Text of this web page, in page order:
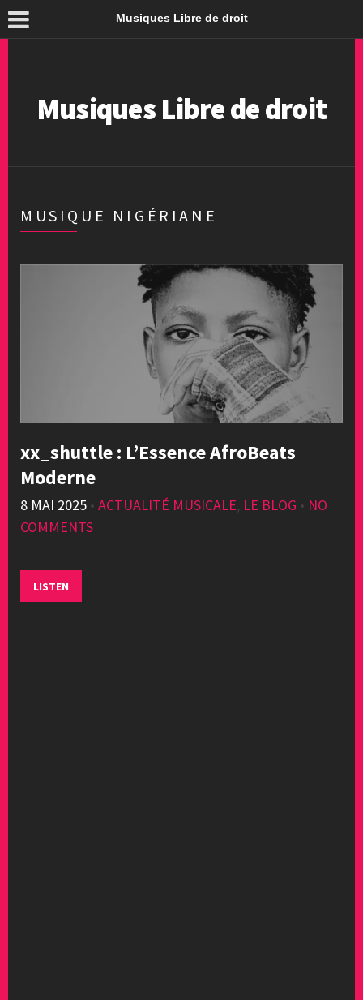
Musiques Libre de droit
Musiques Libre de droit
MUSIQUE NIGÉRIANE
xx_shuttle : L’Essence AfroBeats
Moderne
8 MAI 2025 • ACTUALITÉ MUSICALE, LE BLOG • NO
COMMENTS
LISTEN